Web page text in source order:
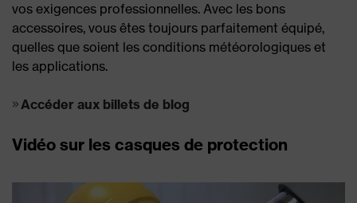
vos exigences professionnelles. Avec les bons
accessoires, vous êtes toujours parfaitement équipé,
quelles que soient les conditions météorologiques et
les applications.
Accéder aux billets de blog
Vidéo sur les casques de protection